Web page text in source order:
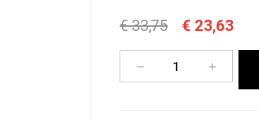
€ 23,63
€ 33,75